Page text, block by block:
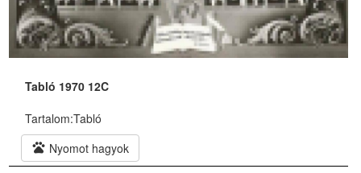
Tabló 1970 12C
Tartalom:Tabló
pets Nyomot hagyok